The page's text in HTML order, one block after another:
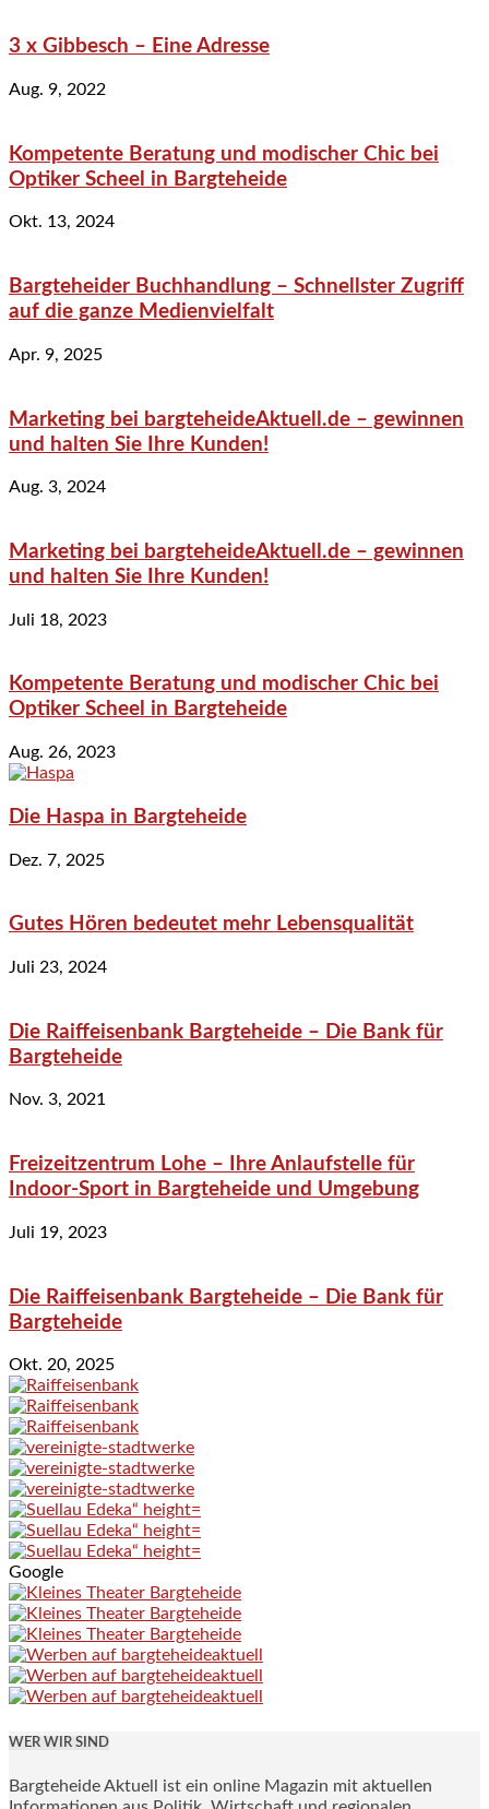
3 x Gibbesch – Eine Adresse
Aug. 9, 2022
Kompetente Beratung und modischer Chic bei
Optiker Scheel in Bargteheide
Okt. 13, 2024
Bargteheider Buchhandlung – Schnellster Zugriff
auf die ganze Medienvielfalt
Apr. 9, 2025
Marketing bei bargteheideAktuell.de – gewinnen
und halten Sie Ihre Kunden!
Aug. 3, 2024
Marketing bei bargteheideAktuell.de – gewinnen
und halten Sie Ihre Kunden!
Juli 18, 2023
Kompetente Beratung und modischer Chic bei
Optiker Scheel in Bargteheide
Aug. 26, 2023
Die Haspa in Bargteheide
Dez. 7, 2025
Gutes Hören bedeutet mehr Lebensqualität
Juli 23, 2024
Die Raiffeisenbank Bargteheide – Die Bank für
Bargteheide
Nov. 3, 2021
Freizeitzentrum Lohe – Ihre Anlaufstelle für
Indoor-Sport in Bargteheide und Umgebung
Juli 19, 2023
Die Raiffeisenbank Bargteheide – Die Bank für
Bargteheide
Okt. 20, 2025
Google
WER WIR SIND
Bargteheide Aktuell ist ein online Magazin mit aktuellen